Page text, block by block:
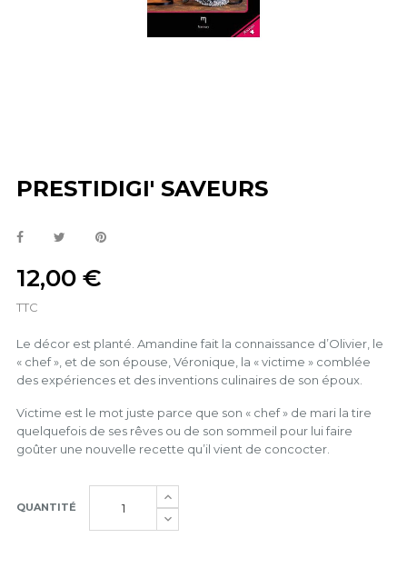
PRESTIDIGI' SAVEURS
12,00 €
TTC
Le décor est planté. Amandine fait la connaissance d’Olivier, le
« chef », et de son épouse, Véronique, la « victime » comblée
des expériences et des inventions culinaires de son époux.
Victime est le mot juste parce que son « chef » de mari la tire
quelquefois de ses rêves ou de son sommeil pour lui faire
goûter une nouvelle recette qu’il vient de concocter.
QUANTITÉ